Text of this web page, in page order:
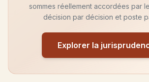
sommes réellement accordées par
décision par décision et poste
Explorer la